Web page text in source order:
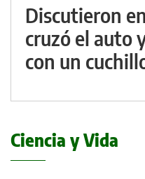
Discutieron
cruzó el auto
con un
Ciencia y Vida